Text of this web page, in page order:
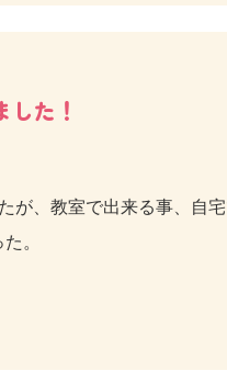
た！
が、教室で出来る事、自
。